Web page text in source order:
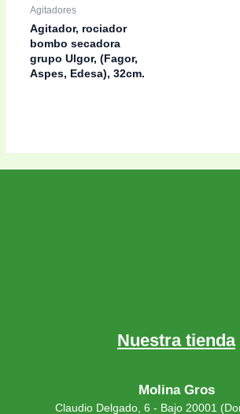
Agitadores
Agitador, rociador
bombo secadora
grupo Ulgor, (Fagor,
Aspes, Edesa), 32cm.
Nuestra tienda
Molina Gros
Claudio Delgado, 6 - Bajo 20001